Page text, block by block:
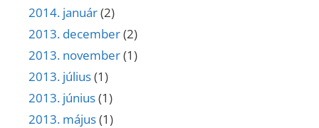
2014. január(2)
2013. december(2)
2013. november(1)
2013. július(1)
2013. június(1)
2013. május(1)